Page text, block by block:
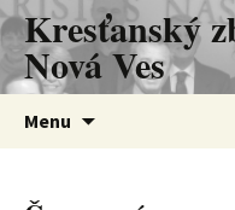
Kresťanský
Nová Ves
Menu